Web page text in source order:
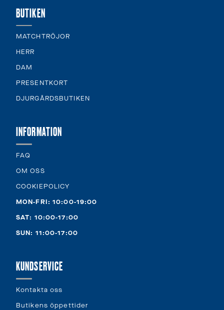
BUTIKEN
MATCHTRÖJOR
HERR
DAM
PRESENTKORT
DJURGÅRDSBUTIKEN
INFORMATION
FAQ
OM OSS
COOKIEPOLICY
MON-FRI: 10:00-19:00
SAT: 10:00-17:00
SUN: 11:00-17:00
KUNDSERVICE
Kontakta oss
Butikens öppettider